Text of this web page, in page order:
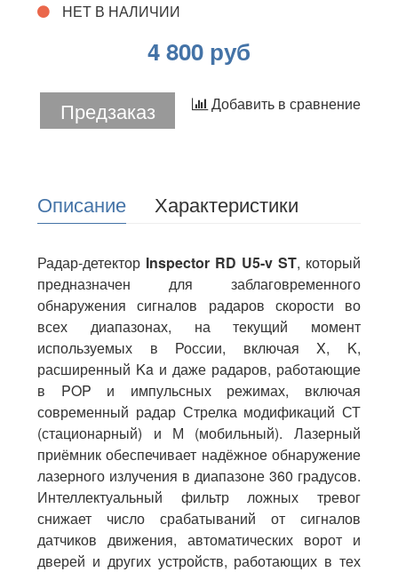
НЕТ В НАЛИЧИИ
4 800 руб
Предзаказ Добавить в сравнение
Описание Характеристики
Радар-детектор Inspector RD U5-v ST, который
предназначен для заблаговременного
обнаружения сигналов радаров скорости во
всех диапазонах, на текущий момент
используемых в России, включая X, K,
расширенный Ka и даже радаров, работающие
в POP и импульсных режимах, включая
современный радар Стрелка модификаций СТ
(стационарный) и М (мобильный). Лазерный
приёмник обеспечивает надёжное обнаружение
лазерного излучения в диапазоне 360 градусов.
Интеллектуальный фильтр ложных тревог
снижает число срабатываний от сигналов
датчиков движения, автоматических ворот и
дверей и других устройств, работающих в тех